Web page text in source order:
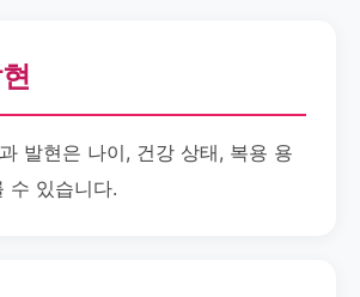
발현은 나이, 건강 상태, 복용 용
수 있습니다.